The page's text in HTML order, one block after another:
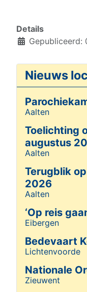
Details
Gepubliceerd:
Nieuws
Details
Aalten
Toelichting
augustus
Details
Aalten
Terugblik
2026
Details
Aalten
‘Op reis
Details
Eibergen
Bedevaart
Details
Lichtenvoorde
Nationale
Details
Zieuwent